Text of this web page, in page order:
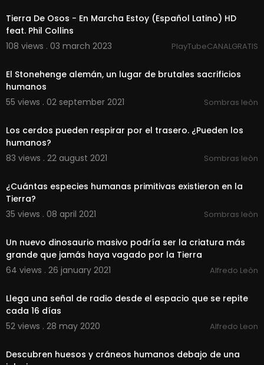
Tierra De Osos - En Marcha Estoy (Español Latino) HD
feat. Phil Collins
108 views . 03 march 2023
PlayTubeCANALGRATIS
El Stonehenge alemán, un lugar de brutales sacrificios
humanos
55 views . 02 september 2021
Sombras leòn
Los cerdos pueden respirar por el trasero. ¿Pueden los
humanos?
83 views . 22 august 2021
Sombras leòn
¿Cuántas especies humanas primitivas existieron en la
Tierra?
35 views . 08 april 2021
Sombras leòn
Un nuevo dinosaurio masivo podría ser la criatura más
grande que jamás haya vagado por la Tierra
64 views . 26 january 2021
Alfredo Leòn
Llega una señal de radio desde el espacio que se repite
cada 16 días
52 views . 28 may 2020
Alfredo Leon
Descubren huesos y cráneos humanos debajo de una